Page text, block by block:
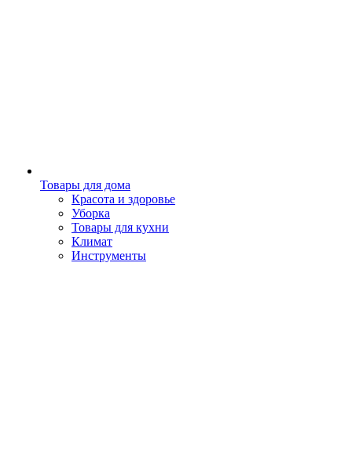
Товары для дома
Красота и здоровье
Уборка
Товары для кухни
Климат
Инструменты